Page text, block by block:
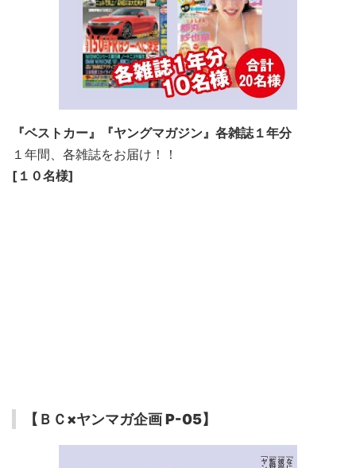
『ベストカー』『ヤングマガジン』各雑誌１年分
１年間、各雑誌をお届け！！
[１０名様]
【ＢＣ×ヤンマガ企画 P-05】